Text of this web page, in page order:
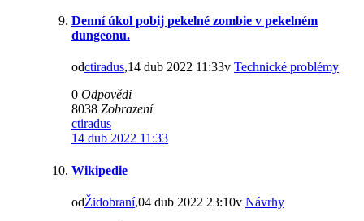
Denní úkol pobij pekelné zombie v pekelném
dungeonu.
odctiradus,14 dub 2022 11:33v Technické problémy
0 Odpovědi
8038 Zobrazení
ctiradus
14 dub 2022 11:33
Wikipedie
odŽidobraní,04 dub 2022 23:10v Návrhy